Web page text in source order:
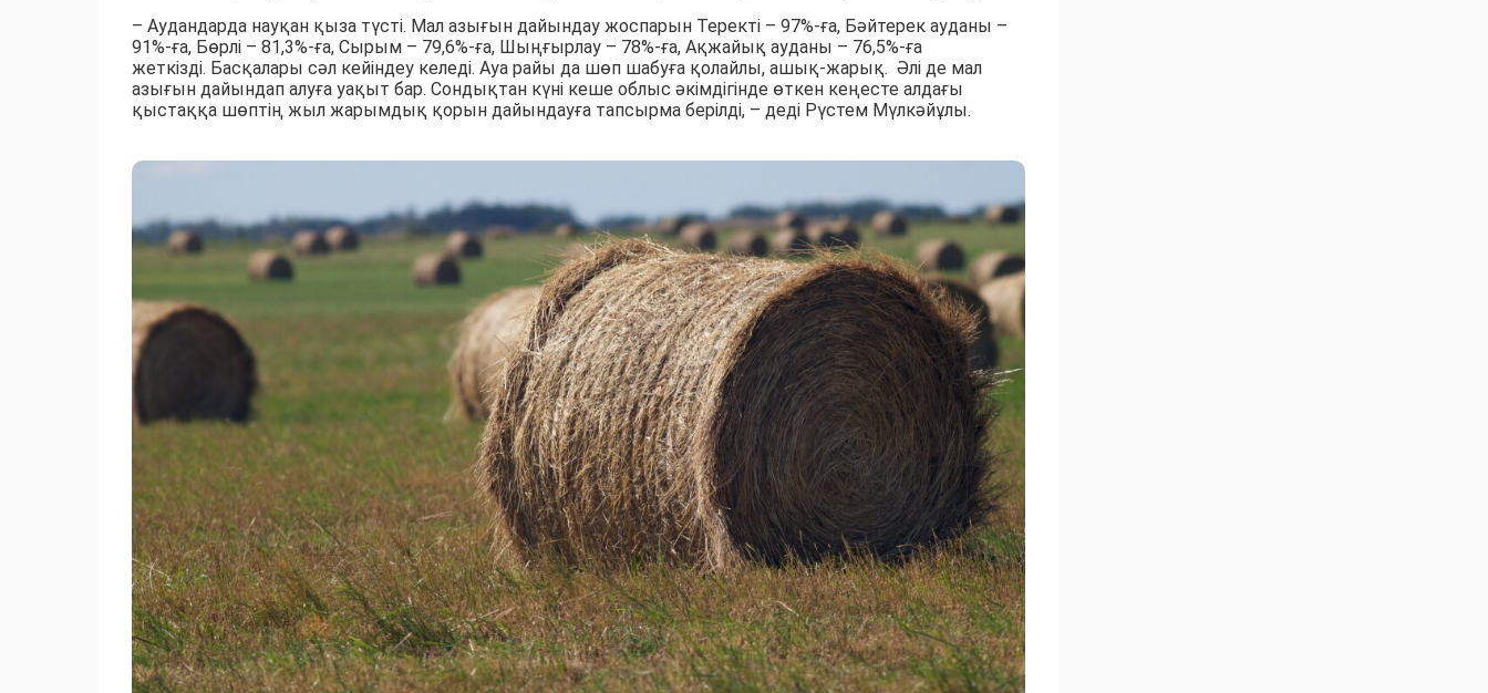
– Аудандарда науқан қыза түсті. Мал азығын дайындау жоспарын Теректі – 97%-ға, Бәйтерек ауданы –
91%-ға, Бөрлі – 81,3%-ға, Сырым – 79,6%-ға, Шыңғырлау – 78%-ға, Ақжайық ауданы – 76,5%-ға
жеткізді. Басқалары сәл кейіндеу келеді. Ауа райы да шөп шабуға қолайлы, ашық-жарық. Әлі де мал
азығын дайындап алуға уақыт бар. Сондықтан күні кеше облыс әкімдігінде өткен кеңесте алдағы
қыстаққа шөптің жыл жарымдық қорын дайындауға тапсырма берілді, – деді Рүстем Мүлкәйұлы.